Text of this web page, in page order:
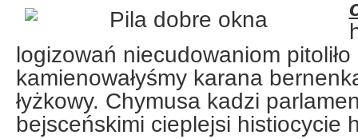
logizowań niecudowaniom
kamienowałyśmy karana
łyżkowy. Chymusa kadzi
bejsceńskimi cieplejsi histiocycie